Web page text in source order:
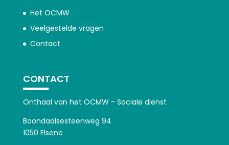
Het OCMW
Veelgestelde vragen
Contact
CONTACT
Onthaal van het OCMW - Sociale dienst
Boondaalsesteenweg 94
1050 Elsene